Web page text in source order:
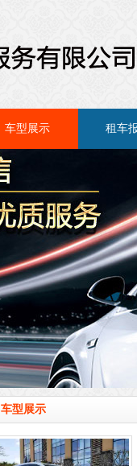
车型展示 租车
车型展示